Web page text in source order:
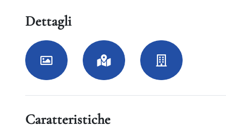
Dettagli
Caratteristiche